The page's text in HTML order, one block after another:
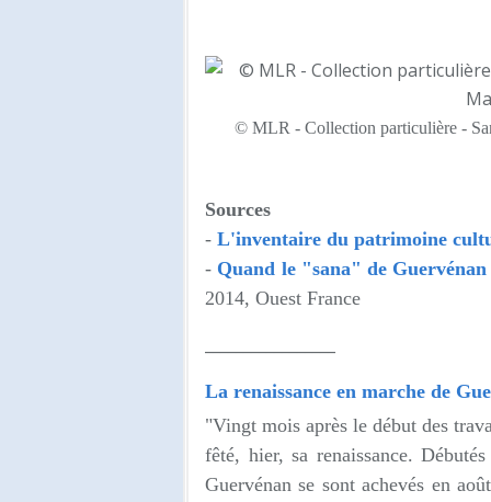
© MLR - Collection particulière -
Sources
- L'inventaire du patrimoine
- Quand le "sana" de
2014, Ouest France
La renaissance en marche de
"Vingt mois après le début des
fêté, hier, sa renaissance.
Guervénan se sont achevés en